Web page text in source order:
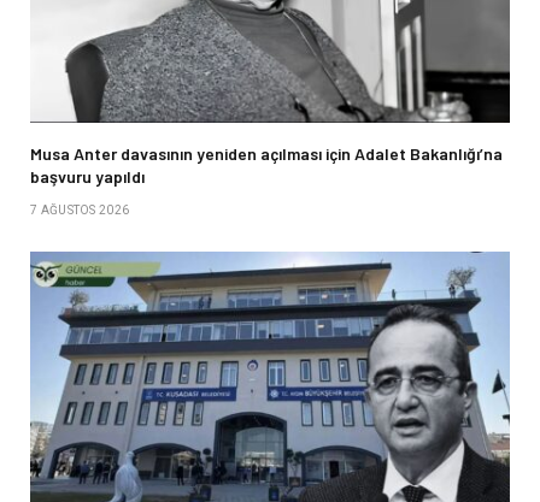
Musa Anter davasının yeniden açılması için Adalet Bakanlığı’na
başvuru yapıldı
7 AĞUSTOS 2026